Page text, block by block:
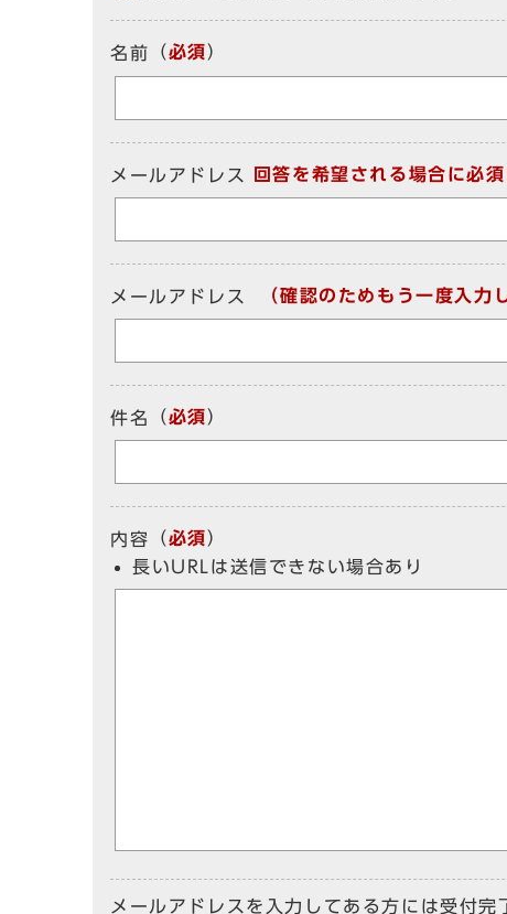
名前 （必須）
メールアドレス 回答を希望される場合に必
メールアドレス （確認のためもう一度入力
件名 （必須）
内容 （必須）
長いURLは送信できない場合あり
メールアドレスを入力してある方には受付完